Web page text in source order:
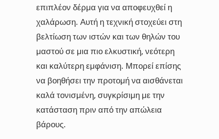
επιπλέον δέρμα για να αποφευχθεί η
χαλάρωση. Αυτή η τεχνική στοχεύει στη
βελτίωση των ιστών και των θηλών του
μαστού σε μια πιο ελκυστική, νεότερη
και καλύτερη εμφάνιση. Μπορεί επίσης
να βοηθήσει την προτομή να αισθάνεται
καλά τονισμένη, συγκρίσιμη με την
κατάσταση πριν από την απώλεια
βάρους.